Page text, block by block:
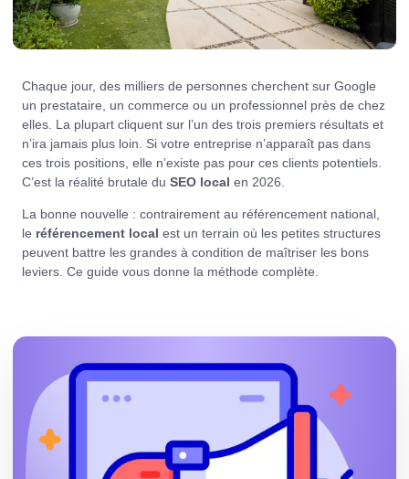
Chaque jour, des milliers de personnes cherchent sur Google
un prestataire, un commerce ou un professionnel près de chez
elles. La plupart cliquent sur l’un des trois premiers résultats et
n’ira jamais plus loin. Si votre entreprise n’apparaît pas dans
ces trois positions, elle n’existe pas pour ces clients potentiels.
C’est la réalité brutale du SEO local en 2026.
La bonne nouvelle : contrairement au référencement national,
le référencement local est un terrain où les petites structures
peuvent battre les grandes à condition de maîtriser les bons
leviers. Ce guide vous donne la méthode complète.